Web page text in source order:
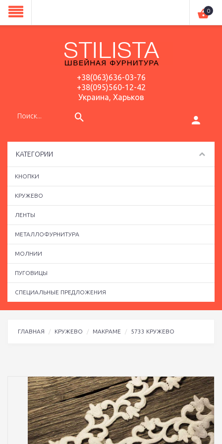
+38(063)636-03-76
+38(095)560-12-42
Украина, Харьков
0
КАТЕГОРИИ
КНОПКИ
КРУЖЕВО
ЛЕНТЫ
МЕТАЛЛОФУРНИТУРА
МОЛНИИ
ПУГОВИЦЫ
СПЕЦИАЛЬНЫЕ ПРЕДЛОЖЕНИЯ
ГЛАВНАЯ КРУЖЕВО МАКРАМЕ 5733 КРУЖЕВО